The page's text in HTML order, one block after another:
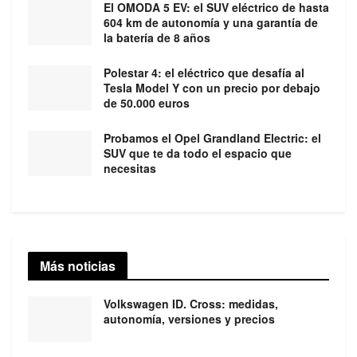
El OMODA 5 EV: el SUV eléctrico de hasta
604 km de autonomía y una garantía de
la batería de 8 años
Polestar 4: el eléctrico que desafía al
Tesla Model Y con un precio por debajo
de 50.000 euros
Probamos el Opel Grandland Electric: el
SUV que te da todo el espacio que
necesitas
Más noticias
Volkswagen ID. Cross: medidas,
autonomía, versiones y precios